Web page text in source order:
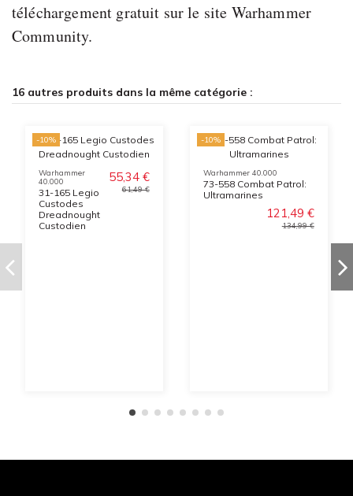
téléchargement gratuit sur le site Warhammer
Community.
16 autres produits dans la même catégorie :
-10%
Warhammer
40.000
31-165 Legio
Custodes
Dreadnought
Custodien
55,34 €
61,49 €
-10%
Warhammer 40.000
73-558 Combat Patrol:
Ultramarines
121,49 €
134,99 €